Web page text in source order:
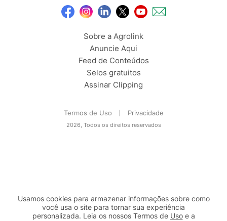
Sobre a Agrolink
Anuncie Aqui
Feed de Conteúdos
Selos gratuitos
Assinar Clipping
Termos de Uso Privacidade
2026, Todos os direitos reservados
Usamos cookies para armazenar informações sobre como
você usa o site para tornar sua experiência
personalizada. Leia os nossos Termos de Usoe a